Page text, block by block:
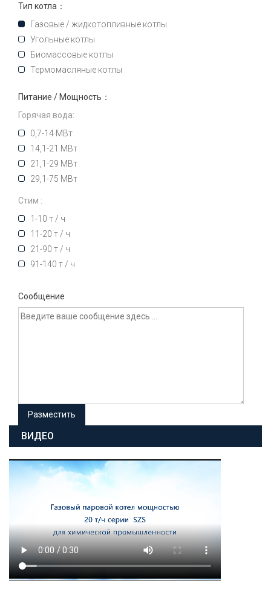
Тип котла：
Газовые / жидкотопливные котлы
Угольные котлы
Биомассовые котлы
Термомасляные котлы
Питание / Мощность：
Горячая вода:
0,7-14 МВт
14,1-21 МВт
21,1-29 МВт
29,1-75 МВт
Стим :
1-10 т / ч
11-20 т / ч
21-90 т / ч
91-140 т / ч
Сообщение
ВИДЕО